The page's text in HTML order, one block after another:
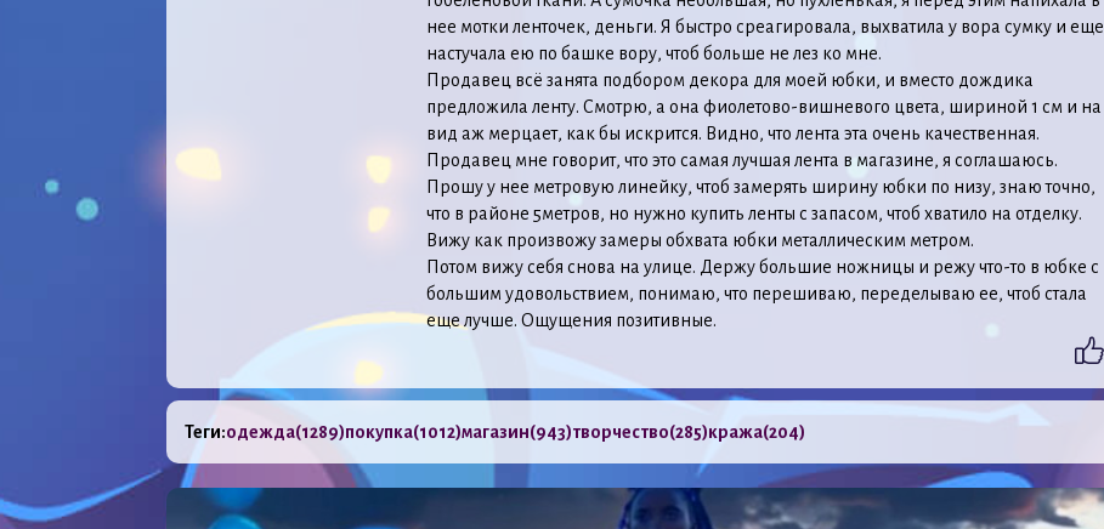
нее мотки ленточек, деньги. Я быстро среагировала, выхватила у вора сумку и еще
настучала ею по башке вору, чтоб больше не лез ко мне.
Продавец всё занята подбором декора для моей юбки, и вместо дождика
предложила ленту. Смотрю, а она фиолетово-вишневого цвета, шириной 1 см и на
вид аж мерцает, как бы искрится. Видно, что лента эта очень качественная.
Продавец мне говорит, что это самая лучшая лента в магазине, я соглашаюсь.
Прошу у нее метровую линейку, чтоб замерять ширину юбки по низу, знаю точно,
что в районе 5метров, но нужно купить ленты с запасом, чтоб хватило на отделку.
Вижу как произвожу замеры обхвата юбки металлическим метром.
Потом вижу себя снова на улице. Держу большие ножницы и режу что-то в юбке с
большим удовольствием, понимаю, что перешиваю, переделываю ее, чтоб стала
еще лучше. Ощущения позитивные.
Теги:одежда(1289)покупка(1012)магазин(943)творчество(285)кража(204)